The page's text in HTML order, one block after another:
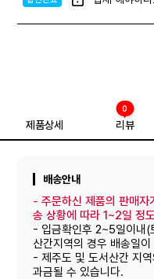
제품상세 리뷰
0
배송안내
-주문하신 제품의 판매자
송 상황에 따라 1~2일 정
- 입금확인후 2~5일이내(
산간지역의 경우 배송일
- 제주도 및 도서산간 지
과금될 수 있습니다.